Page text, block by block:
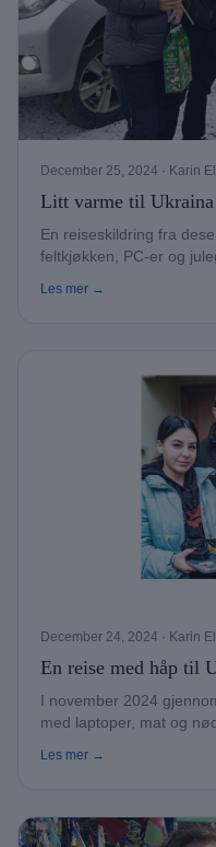
December 25, 2024 · Karin
Litt varme til
En reiseskildring fra
feltkjøkken, PC-er og
Les mer →
December 24, 2024 · Karin
En reise med håp til
I november 2024
med laptoper, mat og
Les mer →